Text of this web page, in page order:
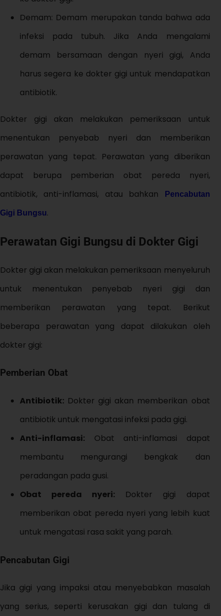
Demam: Demam merupakan tanda bahwa ada
infeksi pada tubuh. Jika Anda mengalami
demam bersamaan dengan nyeri gigi, Anda
harus segera ke dokter gigi untuk mendapatkan
antibiotik.
Dokter gigi akan melakukan pemeriksaan untuk
menentukan penyebab nyeri dan memberikan
perawatan yang tepat. Perawatan yang diberikan
dapat berupa pemberian obat pereda nyeri,
antibiotik, anti-inflamasi, atau bahkan
Pencabutan
Gigi Bungsu.
Perawatan Gigi Bungsu di Dokter Gigi
Dokter gigi akan melakukan pemeriksaan menyeluruh
untuk menentukan penyebab nyeri gigi dan
memberikan perawatan yang tepat. Berikut
beberapa perawatan yang dapat dilakukan oleh
dokter gigi:
Pemberian Obat
Antibiotik: Dokter gigi akan memberikan obat
antibiotik untuk mengatasi infeksi pada gigi.
Anti-inflamasi: Obat anti-inflamasi dapat
membantu mengurangi bengkak dan
peradangan pada gusi.
Obat pereda nyeri: Dokter gigi dapat
memberikan obat pereda nyeri yang lebih kuat
untuk mengatasi rasa sakit yang parah.
Pencabutan Gigi
Jika gigi yang impaksi atau menyebabkan masalah
yang serius, seperti kerusakan gigi dan tulang di